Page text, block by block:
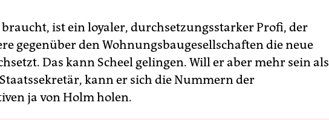
braucht, ist ein loyaler, durchsetzungsstarker Profi, der
gegenüber den Wohnungsbaugesellschaften die neue
Das kann Scheel gelingen. Will er aber mehr sein als
kann er sich die Nummern der
ja von Holm holen.